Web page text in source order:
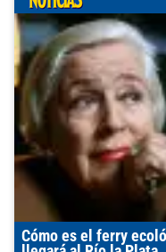
Cómo es el ferry